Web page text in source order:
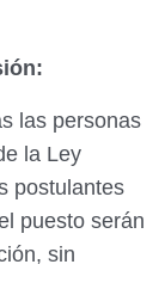
las personas
la Ley
postulantes
puesto serán
sin